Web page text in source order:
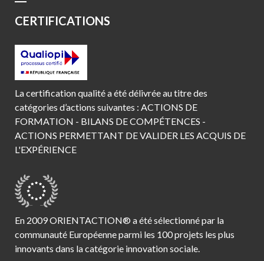
CERTIFICATIONS
La certification qualité a été délivrée au titre des
catégories d’actions suivantes : ACTIONS DE
FORMATION - BILANS DE COMPÉTENCES -
ACTIONS PERMETTANT DE VALIDER LES ACQUIS DE
L'EXPÉRIENCE
En 2009 ORIENTACTION® a été sélectionné par la
communauté Européenne parmi les 100 projets les plus
innovants dans la catégorie innovation sociale.